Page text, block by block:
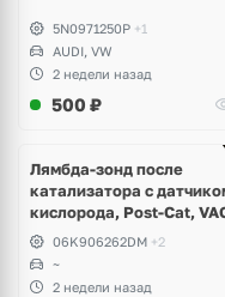
5N0971250P +1
AUDI, VW
2 недели назад
500 ₽
Лямбда-зонд после
катализатора с
кислорода, Post-Cat,
2.0 TSI, TFSI EA888 GEN3,
GEN4, DNF, DNFF, DSFA,
DSFD
06K906262DM +2
~
2 недели назад